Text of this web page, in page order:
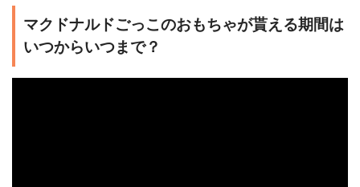
マクドナルドごっこのおもちゃが貰える期間は
いつからいつまで？